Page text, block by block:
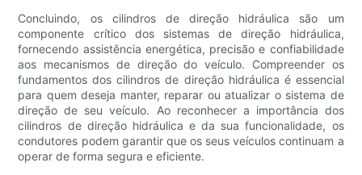
Concluindo, os cilindros de direção hidráulica são um
componente crítico dos sistemas de direção hidráulica,
fornecendo assistência energética, precisão e confiabilidade
aos mecanismos de direção do veículo. Compreender os
fundamentos dos cilindros de direção hidráulica é essencial
para quem deseja manter, reparar ou atualizar o sistema de
direção de seu veículo. Ao reconhecer a importância dos
cilindros de direção hidráulica e da sua funcionalidade, os
condutores podem garantir que os seus veículos continuam a
operar de forma segura e eficiente.